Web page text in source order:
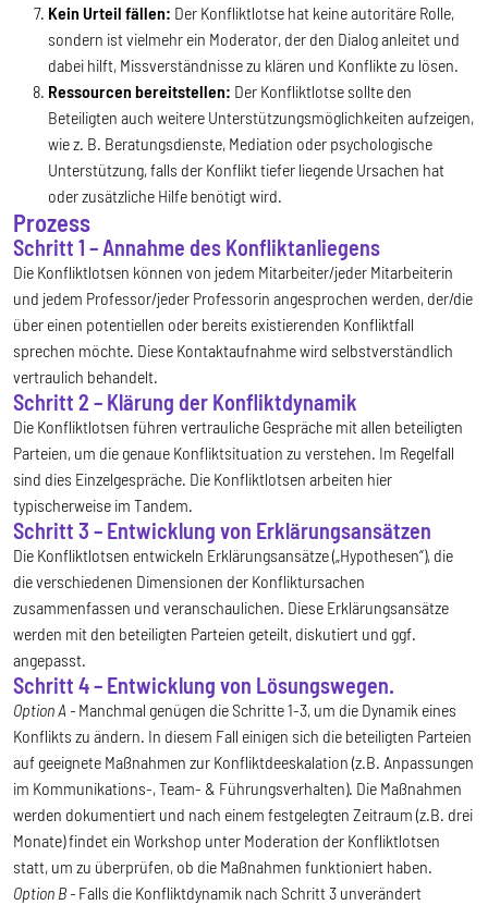
Kein Urteil fällen: Der Konfliktlotse hat keine autoritäre Rolle,
sondern ist vielmehr ein Moderator, der den Dialog anleitet und
dabei hilft, Missverständnisse zu klären und Konflikte zu lösen.
Ressourcen bereitstellen: Der Konfliktlotse sollte den
Beteiligten auch weitere Unterstützungsmöglichkeiten aufzeigen,
wie z. B. Beratungsdienste, Mediation oder psychologische
Unterstützung, falls der Konflikt tiefer liegende Ursachen hat
oder zusätzliche Hilfe benötigt wird.
Prozess
Schritt 1 – Annahme des Konfliktanliegens
Die Konfliktlotsen können von jedem Mitarbeiter/jeder Mitarbeiterin
und jedem Professor/jeder Professorin angesprochen werden, der/die
über einen potentiellen oder bereits existierenden Konfliktfall
sprechen möchte. Diese Kontaktaufnahme wird selbstverständlich
vertraulich behandelt.
Schritt 2 – Klärung der Konfliktdynamik
Die Konfliktlotsen führen vertrauliche Gespräche mit allen beteiligten
Parteien, um die genaue Konfliktsituation zu verstehen. Im Regelfall
sind dies Einzelgespräche. Die Konfliktlotsen arbeiten hier
typischerweise im Tandem.
Schritt 3 – Entwicklung von Erklärungsansätzen
Die Konfliktlotsen entwickeln Erklärungsansätze („Hypothesen“), die
die verschiedenen Dimensionen der Konfliktursachen
zusammenfassen und veranschaulichen. Diese Erklärungsansätze
werden mit den beteiligten Parteien geteilt, diskutiert und ggf.
angepasst.
Schritt 4 – Entwicklung von Lösungswegen.
Option A - Manchmal genügen die Schritte 1-3, um die Dynamik eines
Konflikts zu ändern. In diesem Fall einigen sich die beteiligten Parteien
auf geeignete Maßnahmen zur Konfliktdeeskalation (z.B. Anpassungen
im Kommunikations-, Team- & Führungsverhalten). Die Maßnahmen
werden dokumentiert und nach einem festgelegten Zeitraum (z.B. drei
Monate) findet ein Workshop unter Moderation der Konfliktlotsen
statt, um zu überprüfen, ob die Maßnahmen funktioniert haben.
Option B - Falls die Konfliktdynamik nach Schritt 3 unverändert